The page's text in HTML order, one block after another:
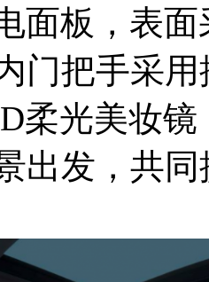
面板，表
门把手采
柔光美妆
出发，共